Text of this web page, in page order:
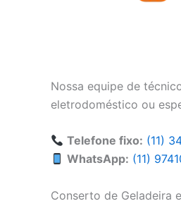
Nossa equipe de
eletrodoméstico ou
Telefone fixo: (11)
WhatsApp: (11)
Conserto de Geladeira